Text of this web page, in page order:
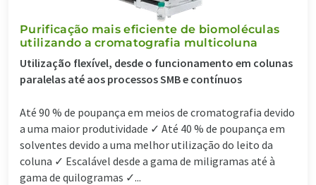
Purificação mais eficiente de biomoléculas
utilizando a cromatografia multicoluna
Utilização flexível, desde o funcionamento em colunas
paralelas até aos processos SMB e contínuos
Até 90 % de poupança em meios de cromatografia devido
a uma maior produtividade ✓ Até 40 % de poupança em
solventes devido a uma melhor utilização do leito da
coluna ✓ Escalável desde a gama de miligramas até à
gama de quilogramas ✓...